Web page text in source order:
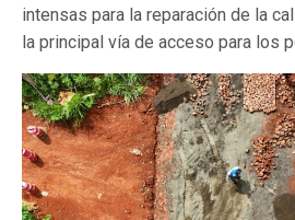
intensas para la reparación de la
la principal vía de acceso para los